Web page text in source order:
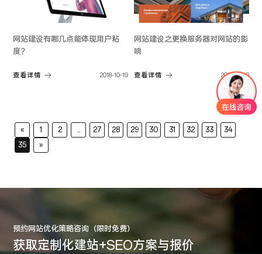
网站建设有哪几点能体现用户粘
度？
查看详情 2018-10-19
网站建设之更换服务器对网站的影
响
查看详情 2018-10-19
« 1 2 27 28 29 30 31 32 33
34
35
»
预约网站优化策略咨询（限时免费）
获取定制化建站+SEO方案与报价